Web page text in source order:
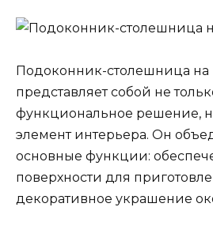
Подоконник-столешница на
представляет собой не
функциональное решение,
элемент интерьера. Он
основные функции:
поверхности для
декоративное украшение